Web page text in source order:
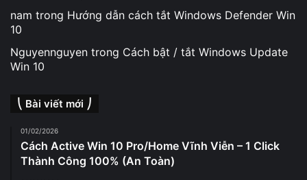
nam trong Hướng dẫn cách tắt Windows Defender Win
10
Nguyennguyen trong Cách bật / tắt Windows Update
Win 10
⎝ Bài viết mới ⎠
01/02/2026
Cách Active Win 10 Pro/Home Vĩnh Viễn – 1 Click
Thành Công 100% (An Toàn)